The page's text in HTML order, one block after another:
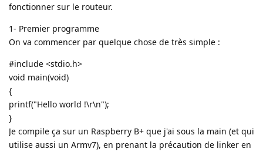
fonctionner sur le routeur.
1- Premier programme
On va commencer par quelque chose de très simple :
#include <stdio.h>
void main(void)
{
printf("Hello world !\r\n");
}
Je compile ça sur un Raspberry B+ que j'ai sous la main (et qui
utilise aussi un Armv7), en prenant la précaution de linker en